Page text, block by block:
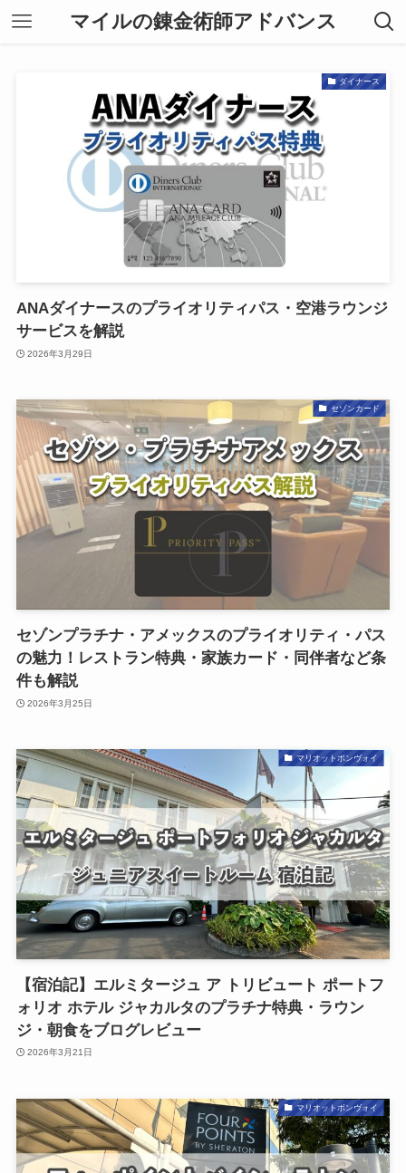
マイルの錬金術師アドバンス
ダイナース
ANAダイナースのプライオリティパス・空港ラウンジ
サービスを解説
2026年3月29日
セゾンカード
セゾンプラチナ・アメックスのプライオリティ・パス
の魅力！レストラン特典・家族カード・同伴者など条
件も解説
2026年3月25日
マリオットボンヴォイ
【宿泊記】エルミタージュ ア トリビュート ポートフ
ォリオ ホテル ジャカルタのプラチナ特典・ラウン
ジ・朝食をブログレビュー
2026年3月21日
マリオットボンヴォイ